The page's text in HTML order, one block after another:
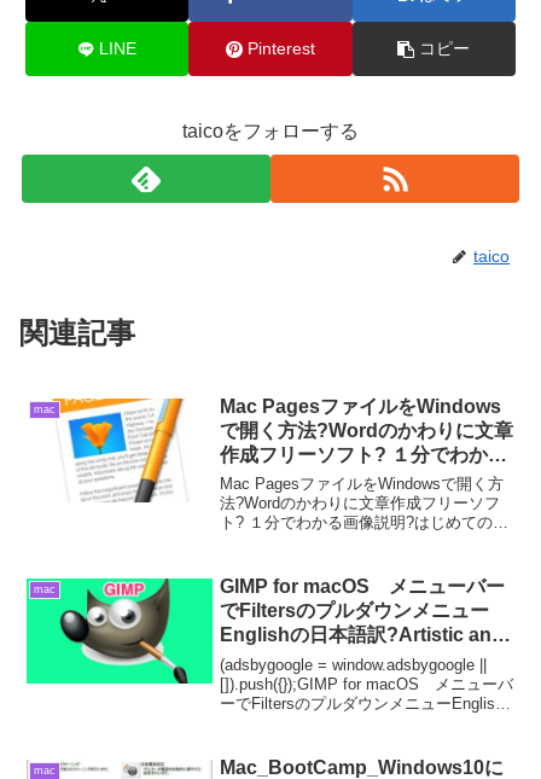
LINE Pinterest コピー
taicoをフォローする
taico
関連記事
mac
Mac PagesファイルをWindows
で開く方法?Wordのかわりに文章
作成フリーソフト? １分でわかる
画像説明?はじめての簡単Macデ
ビューのMacの使い方?
Mac PagesファイルをWindowsで開く方
法?Wordのかわりに文章作成フリーソフ
ト? １分でわかる画像説明?はじめての簡
Windowsで開くことが...
mac
GIMP for macOS メニューバー
でFiltersのプルダウンメニュー
Englishの日本語訳?Artistic and
Decor（芸術的効果 と 装飾）篇?
はじめての簡単macデビューの
macの使い方?
(adsbygoogle = window.adsbygoogle ||
[]).push({});GIMP for macOS メニューバ
ーでFiltersのプルダウンメニューEnglish
mac
Mac_BootCamp_Windows10に